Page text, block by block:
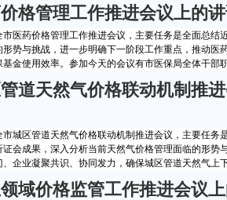
格管理工作推进会议上的
医药价格管理工作推进会议，主要任务是全面总结
势与挑战，进一步明确下一阶段工作重点，推动医
金使用效率。参加今天的会议有市医保局全体干部
道天然气价格联动机制推
城区管道天然气价格联动机制推进会议，主要任务
会成果，深入分析当前天然气价格管理面临的形势
企业凝聚共识、协同发力，确保城区管道天然气上
域价格监管工作推进会议